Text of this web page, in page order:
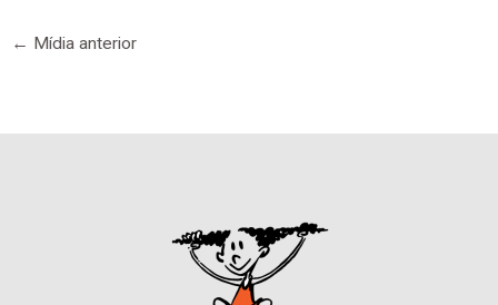
← Mídia anterior